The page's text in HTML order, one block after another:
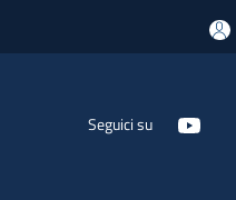
Seguici su